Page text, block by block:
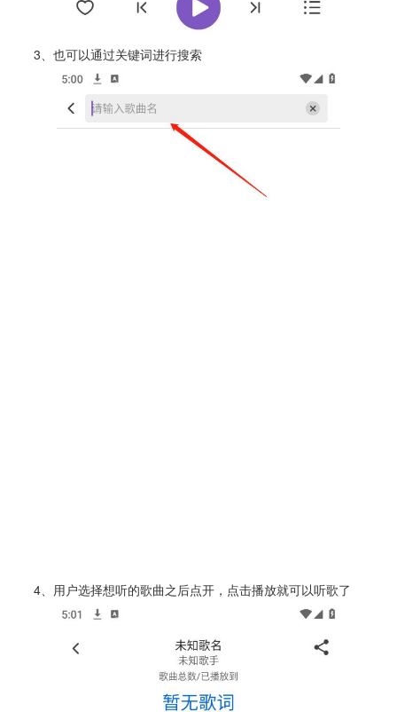
3、也可以通过关键词进行搜索
4、用户选择想听的歌曲之后点开，点击播放就可以听歌了